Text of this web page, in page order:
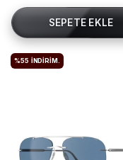
SEPETE EKLE
%55 İNDIRIM.